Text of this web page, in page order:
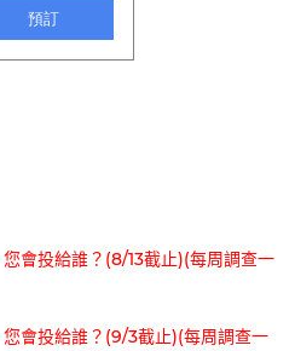
會投給誰？(8/13截止)(每周調查一
會投給誰？(9/3截止)(每周調查一